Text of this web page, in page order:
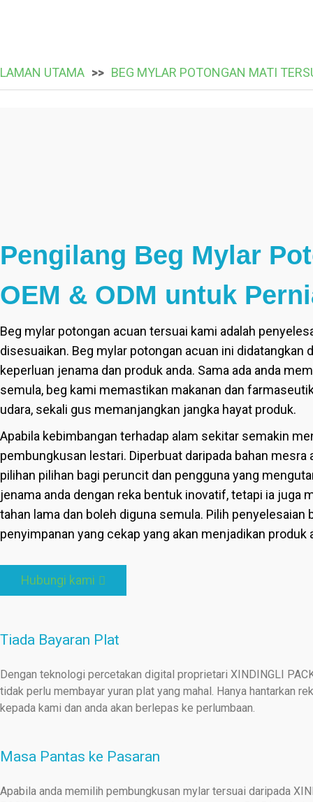
LAMAN UTAMA BEG MYLAR POTONGAN MATI
Pengilang Beg Mylar
OEM & ODM untuk
Beg mylar potongan acuan tersuai kami adalah
disesuaikan. Beg mylar potongan acuan ini
keperluan jenama dan produk anda. Sama ada anda
semula, beg kami memastikan makanan dan
udara, sekali gus memanjangkan jangka hayat produk.
Apabila kebimbangan terhadap alam sekitar semakin
pembungkusan lestari. Diperbuat daripada bahan
pilihan pilihan bagi peruncit dan pengguna yang
jenama anda dengan reka bentuk inovatif, tetapi ia juga
tahan lama dan boleh diguna semula. Pilih
penyimpanan yang cekap yang akan menjadikan produk
Hubungi kami
Tiada Bayaran Plat
Dengan teknologi percetakan digital proprietari XINDINGLI
tidak perlu membayar yuran plat yang mahal. Hanya hantarkan
kepada kami dan anda akan berlepas ke perlumbaan.
Masa Pantas ke Pasaran
Apabila anda memilih pembungkusan mylar tersuai daripada